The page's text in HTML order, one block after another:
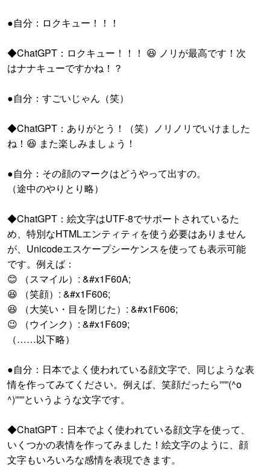
●自分：ロクキュー！！！
◆ChatGPT：ロクキュー！！！ 😆 ノリが最高です！次
はナナキューですかね！？
●自分：すごいじゃん（笑）
◆ChatGPT：ありがとう！（笑）ノリノリでいけました
ね！😆 また楽しみましょう！
●自分：その顔のマークはどうやって出すの。
（途中のやりとり略）
◆ChatGPT：絵文字はUTF-8でサポートされているた
め、特別なHTMLエンティティを使う必要はありません
が、Unicodeエスケープシーケンスを使っても表示可能
です。例えば：
😊 （スマイル）: &#x1F60A;
😆 （笑顔）: &#x1F606;
😆 （大笑い・目を閉じた）: &#x1F606;
😉 （ウインク）: &#x1F609;
（……以下略）
●自分：日本でよく使われている顔文字で、同じような表
情を作ってみてください。例えば、笑顔だったら”””(^o
^)”””というような文字です。
◆ChatGPT：日本でよく使われている顔文字を使って、
いくつかの表情を作ってみました！絵文字のように、顔
文字もいろいろな感情を表現できます。